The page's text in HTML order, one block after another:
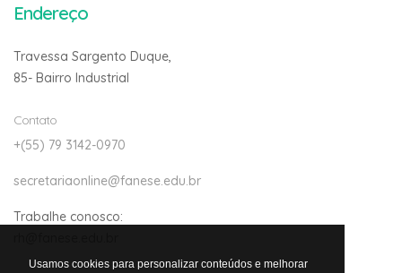
Usamos cookies para personalizar conteúdos e melhorar
Endereço
Travessa Sargento Duque,
85- Bairro Industrial
Contato
+(55) 79 3142-0970
secretariaonline@fanese.edu.br
Trabalhe conosco: